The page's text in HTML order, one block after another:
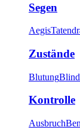
Segen
Aegis
Zustände
Blutung
Kontrolle
Ausbruch